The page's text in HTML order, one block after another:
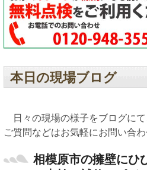
本日の現場ブログ
日々の現場の様子をブログにて
ご質問などはお気軽にお問い合わ
相模原市の擁壁にひ